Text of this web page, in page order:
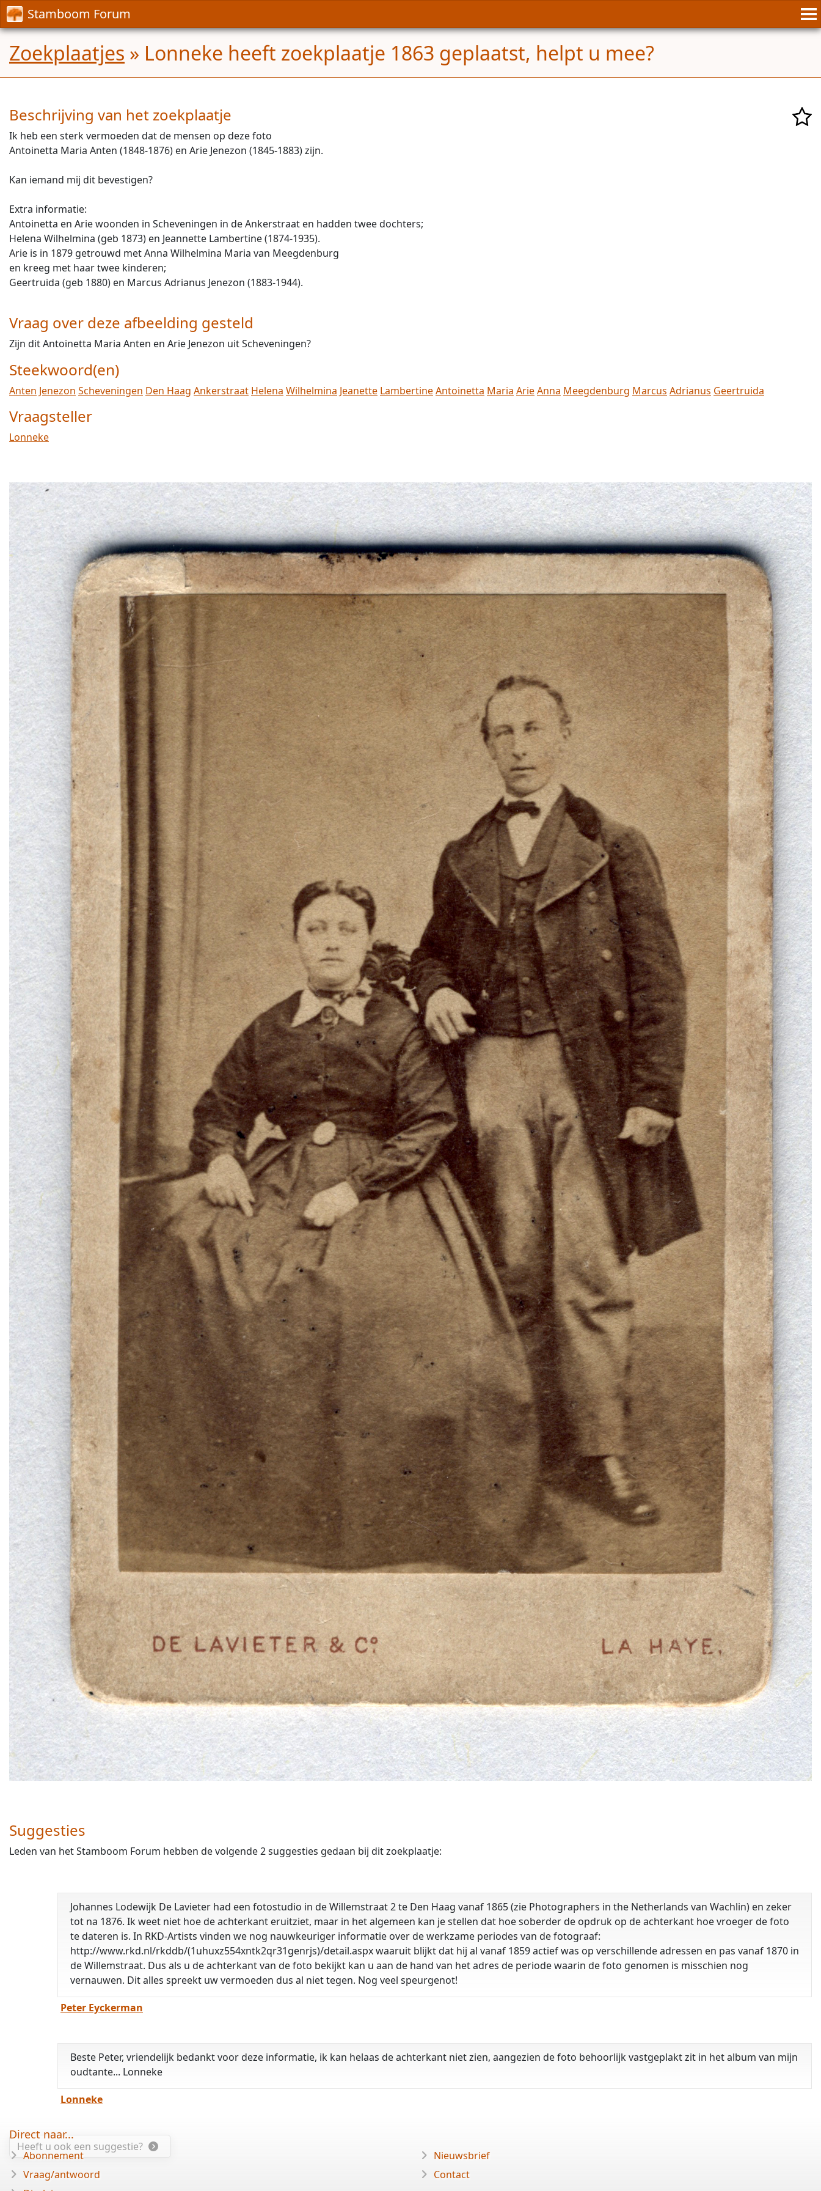
Stamboom Forum
Zoekplaatjes » Lonneke heeft zoekplaatje 1863 geplaatst, helpt u mee?
Beschrijving van het zoekplaatje
Ik heb een sterk vermoeden dat de mensen op deze foto
Antoinetta Maria Anten (1848-1876) en Arie Jenezon (1845-1883) zijn.
Kan iemand mij dit bevestigen?
Extra informatie:
Antoinetta en Arie woonden in Scheveningen in de Ankerstraat en hadden twee dochters;
Helena Wilhelmina (geb 1873) en Jeannette Lambertine (1874-1935).
Arie is in 1879 getrouwd met Anna Wilhelmina Maria van Meegdenburg
en kreeg met haar twee kinderen;
Geertruida (geb 1880) en Marcus Adrianus Jenezon (1883-1944).
Vraag over deze afbeelding gesteld
Zijn dit Antoinetta Maria Anten en Arie Jenezon uit Scheveningen?
Steekwoord(en)
Anten Jenezon Scheveningen Den Haag Ankerstraat Helena Wilhelmina Jeanette LambertineAntoinetta Maria ArieAnna Meegdenburg Marcus Adrianus Geertruida
Vraagsteller
Lonneke
Suggesties
Leden van het Stamboom Forum hebben de volgende 2 suggesties gedaan bij dit zoekplaatje:
Johannes Lodewijk De Lavieter had een fotostudio in de Willemstraat 2 te Den Haag vanaf 1865 (zie Photographers in the Netherlands van Wachlin) en zeker
tot na 1876. Ik weet niet hoe de achterkant eruitziet, maar in het algemeen kan je stellen dat hoe soberder de opdruk op de achterkant hoe vroeger de foto
te dateren is. In RKD-Artists vinden we nog nauwkeuriger informatie over de werkzame periodes van de fotograaf:
http://www.rkd.nl/rkddb/(1uhuxz554xntk2qr31genrjs)/detail.aspx waaruit blijkt dat hij al vanaf 1859 actief was op verschillende adressen en pas vanaf 1870 in
de Willemstraat. Dus als u de achterkant van de foto bekijkt kan u aan de hand van het adres de periode waarin de foto genomen is misschien nog
vernauwen. Dit alles spreekt uw vermoeden dus al niet tegen. Nog veel speurgenot!
Peter Eyckerman
Beste Peter, vriendelijk bedankt voor deze informatie, ik kan helaas de achterkant niet zien, aangezien de foto behoorlijk vastgeplakt zit in het album van mijn
oudtante... Lonneke
Lonneke
Heeft u ook een suggestie?
Direct naar...
Abonnement
Vraag/antwoord
Nieuwsbrief
Contact